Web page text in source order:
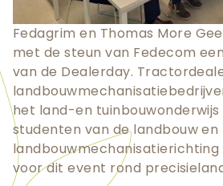
Fedagrim en Thomas More
met de steun van Fedecom
van de Dealerday.
het land-en
studenten van de landbouw en
landbouwmechanisatierichting
voor dit event rond